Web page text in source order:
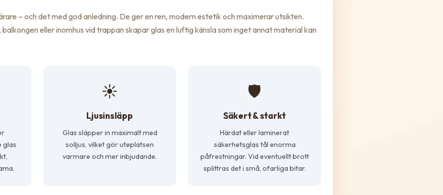
– och det med god anledning. De ger en ren, modern estetik och maximerar utsikten.
eller inomhus vid trappan skapar glas en luftig känsla som inget annat material kan
glas
☀️
Ljusinsläpp
Glas släpper in maximalt med
solljus, vilket gör uteplatsen
varmare och mer inbjudande.
🛡️
Säkert & starkt
Härdat eller laminerat
säkerhetsglas tål enorma
påfrestningar. Vid eventuellt brott
splittras det i små, ofarliga bitar.